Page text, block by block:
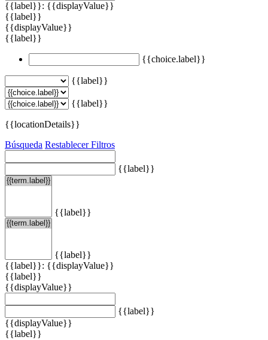
{{label}}: {{displayValue}}
{{label}}
{{displayValue}}
{{label}}
{{choice.label}}
{{label}}
{{label}}
{{locationDetails}}
Búsqueda Restablecer Filtros
{{label}}
{{label}}
{{label}}
{{label}}: {{displayValue}}
{{label}}
{{displayValue}}
{{label}}
{{displayValue}}
{{label}}